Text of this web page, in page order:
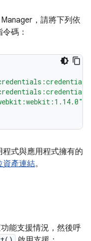
，請將下列依
碼：
式與應用程式擁有的
資產連結。
能支援情況，然後呼